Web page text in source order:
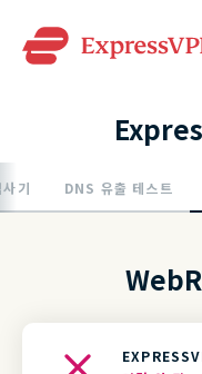
기 DNS 유출 테스트